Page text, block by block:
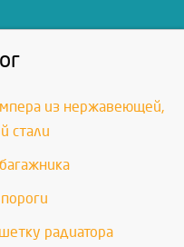
из нержавеющей,
стали
радиатора